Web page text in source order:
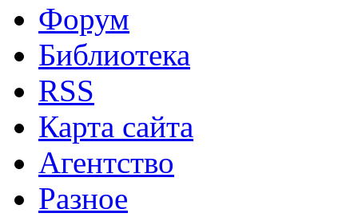
Форум
Библиотека
RSS
Карта сайта
Агентство
Разное